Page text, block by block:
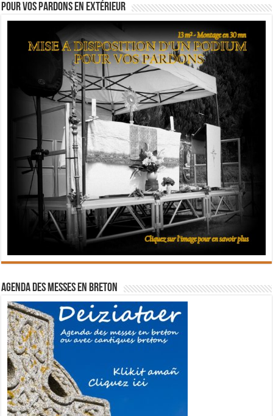
Pour vos pardons en extérieur
Agenda des messes en breton